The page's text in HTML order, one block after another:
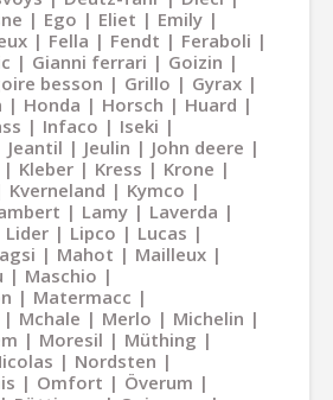
Ego Eliet
Emily
Fella Fendt
Feraboli
Gianni ferrari
Goizin
besson Grillo
Gyrax
Honda Horsch
Huard
Infaco
Iseki
Jeantil Jeulin
John deere
Kleber Kress
Krone
Kverneland
Kymco
Lamy
Laverda
Lider Lipco
Lucas
Mahot
Mailleux
Maschio
Matermacc
Mchale Merlo
Michelin
Moresil
Müthing
Nordsten
Omfort
Överum